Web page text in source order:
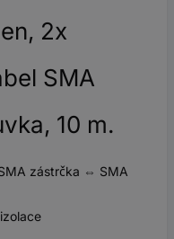
2x
SMA
10 m.
zástrčka ⇔ SMA